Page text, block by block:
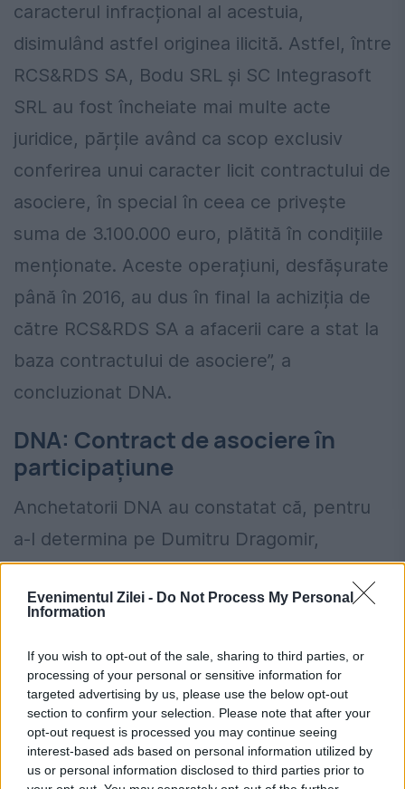
Evenimentul Zilei - Do Not Process My Personal
Information
If you wish to opt-out of the sale, sharing to third parties, or
processing of your personal or sensitive information for
targeted advertising by us, please use the below opt-out
section to confirm your selection. Please note that after your
opt-out request is processed you may continue seeing
interest-based ads based on personal information utilized by
us or personal information disclosed to third parties prior to
caracterul infracțional al acestuia,
disimulând astfel originea ilicită. Astfel, între
RCS&RDS SA, Bodu SRL și SC Integrasoft
SRL au fost încheiate mai multe acte
juridice, părțile având ca scop exclusiv
conferirea unui caracter licit contractului de
asociere, în special în ceea ce privește
suma de 3.100.000 euro, plătită în condițiile
menționate. Aceste operațiuni, desfășurate
până în 2016, au dus în final la achiziția de
către RCS&RDS SA a afacerii care a stat la
baza contractului de asociere”, a
concluzionat DNA.
DNA: Contract de asociere în
participațiune
Anchetatorii DNA au constatat că, pentru
a-l determina pe Dumitru Dragomir,
președintele LPF, să promoveze interesele
RCS&RDS în legătură cu contractul de
august 2009, s-a încheiat un contract de
asociere în participațiune între SC Bodu
SRL (controlată de Dragomir, reprezentată
de Florin Bădiță) și RCS&RDS. Contractul a